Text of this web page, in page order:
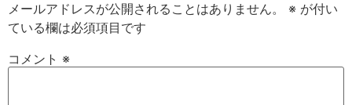
メールアドレスが公開されることはありません。 ※ が付い
ている欄は必須項目です
コメント ※